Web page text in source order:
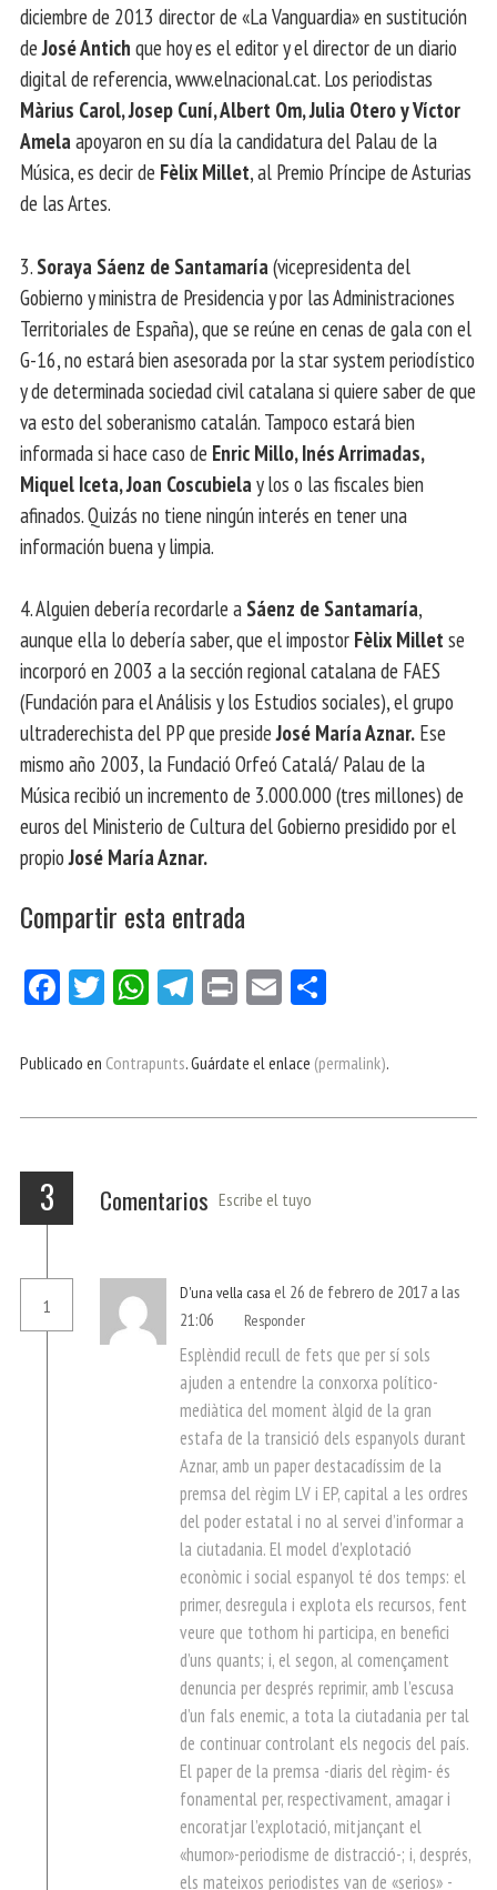
diciembre de 2013 director de «La Vanguardia» en sustitución
deJosé Antich que hoy es el editor y el director de un diario
digital de referencia, www.elnacional.cat. Los periodistas
Màrius Carol, Josep Cuní, Albert Om, Julia Otero y Víctor
Amela apoyaron en su día la candidatura del Palau de la
Música, es decir de Fèlix Millet, al Premio Príncipe de Asturias
de las Artes.
3. Soraya Sáenz de Santamaría (vicepresidenta del
Gobierno y ministra de Presidencia y por las Administraciones
Territoriales de España), que se reúne en cenas de gala con el
G-16, no estará bien asesorada por la star system periodístico
y de determinada sociedad civil catalana si quiere saber de que
va esto del soberanismo catalán. Tampoco estará bien
informada si hace caso de Enric Millo, Inés Arrimadas,
Miquel Iceta, Joan Coscubiela y los o las fiscales bien
afinados. Quizás no tiene ningún interés en tener una
información buena y limpia.
4. Alguien debería recordarle a Sáenz de Santamaría,
aunque ella lo debería saber, que el impostor Fèlix Millet se
incorporó en 2003 a la sección regional catalana de FAES
(Fundación para el Análisis y los Estudios sociales), el grupo
ultraderechista del PP que presideJosé María Aznar. Ese
mismo año 2003, la Fundació Orfeó Catalá/ Palau de la
Música recibió un incremento de 3.000.000 (tres millones) de
euros del Ministerio de Cultura del Gobierno presidido por el
propioJosé María Aznar.
Compartir esta entrada
Fa
bo
Tw
er
W
ts
p
Te
gr
m
Pri E
ail pa
r
Publicado en Contrapunts. Guárdate el enlace (permalink).
3 Comentarios Escribe el tuyo
1
D'una vella casa el 26 de febrero de 2017 a las
21:06
Responder
Esplèndid recull de fets que per sí sols
ajuden a entendre la conxorxa político-
mediàtica del moment àlgid de la gran
estafa de la transició dels espanyols durant
Aznar, amb un paper destacadíssim de la
premsa del règim LV i EP, capital a les ordres
del poder estatal i no al servei d’informar a
la ciutadania. El model d’explotació
econòmic i social espanyol té dos temps: el
primer, desregula i explota els recursos, fent
veure que tothom hi participa, en benefici
d’uns quants; i, el segon, al començament
denuncia per després reprimir, amb l’escusa
d’un fals enemic, a tota la ciutadania per tal
de continuar controlant els negocis del país.
El paper de la premsa -diaris del règim- és
fonamental per, respectivament, amagar i
encoratjar l’explotació, mitjançant el
«humor»-periodisme de distracció-; i, després,
els mateixos periodistes van de «serios» -